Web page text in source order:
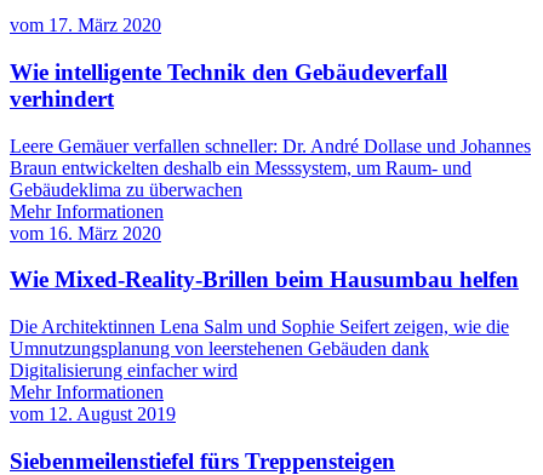
vom 17. März 2020
Wie intelligente Technik den Gebäudeverfall
verhindert
Leere Gemäuer verfallen schneller: Dr. André Dollase und Johannes
Braun entwickelten deshalb ein Messsystem, um Raum- und
Gebäudeklima zu überwachen
Mehr Informationen
vom 16. März 2020
Wie Mixed-Reality-Brillen beim Hausumbau helfen
Die Architektinnen Lena Salm und Sophie Seifert zeigen, wie die
Umnutzungsplanung von leerstehenen Gebäuden dank
Digitalisierung einfacher wird
Mehr Informationen
vom 12. August 2019
Siebenmeilenstiefel fürs Treppensteigen